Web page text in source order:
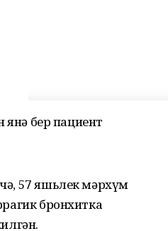
янә бер пациент
57 яшьлек мәрхүм
бронхитка